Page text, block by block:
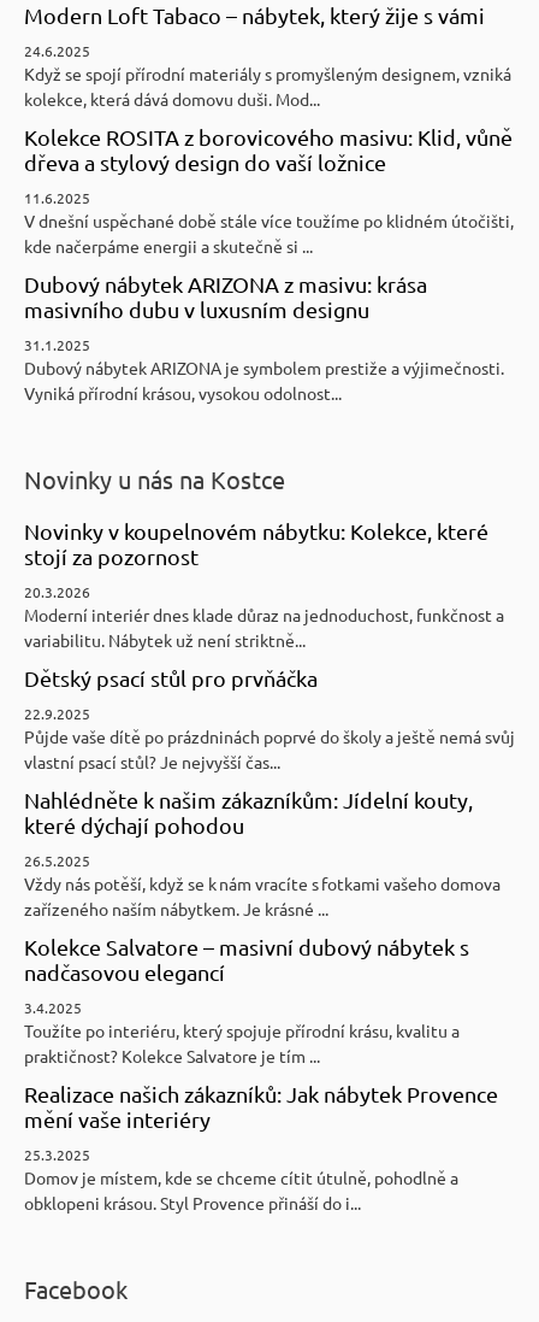
Modern Loft Tabaco – nábytek, který žije s vámi
24.6.2025
Když se spojí přírodní materiály s promyšleným designem, vzniká
kolekce, která dává domovu duši. Mod...
Kolekce ROSITA z borovicového masivu: Klid, vůně
dřeva a stylový design do vaší ložnice
11.6.2025
V dnešní uspěchané době stále více toužíme po klidném útočišti,
kde načerpáme energii a skutečně si ...
Dubový nábytek ARIZONA z masivu: krása
masivního dubu v luxusním designu
31.1.2025
Dubový nábytek ARIZONA je symbolem prestiže a výjimečnosti.
Vyniká přírodní krásou, vysokou odolnost...
Novinky u nás na Kostce
Novinky v koupelnovém nábytku: Kolekce, které
stojí za pozornost
20.3.2026
Moderní interiér dnes klade důraz na jednoduchost, funkčnost a
variabilitu. Nábytek už není striktně...
Dětský psací stůl pro prvňáčka
22.9.2025
Půjde vaše dítě po prázdninách poprvé do školy a ještě nemá svůj
vlastní psací stůl? Je nejvyšší čas...
Nahlédněte k našim zákazníkům: Jídelní kouty,
které dýchají pohodou
26.5.2025
Vždy nás potěší, když se k nám vracíte s fotkami vašeho domova
zařízeného naším nábytkem. Je krásné ...
Kolekce Salvatore – masivní dubový nábytek s
nadčasovou elegancí
3.4.2025
Toužíte po interiéru, který spojuje přírodní krásu, kvalitu a
praktičnost? Kolekce Salvatore je tím ...
Realizace našich zákazníků: Jak nábytek Provence
mění vaše interiéry
25.3.2025
Domov je místem, kde se chceme cítit útulně, pohodlně a
obklopeni krásou. Styl Provence přináší do i...
Facebook